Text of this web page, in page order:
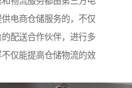
电商仓储服务的，不仅
配送合作伙伴，进行多
仅能提高仓储物流的效